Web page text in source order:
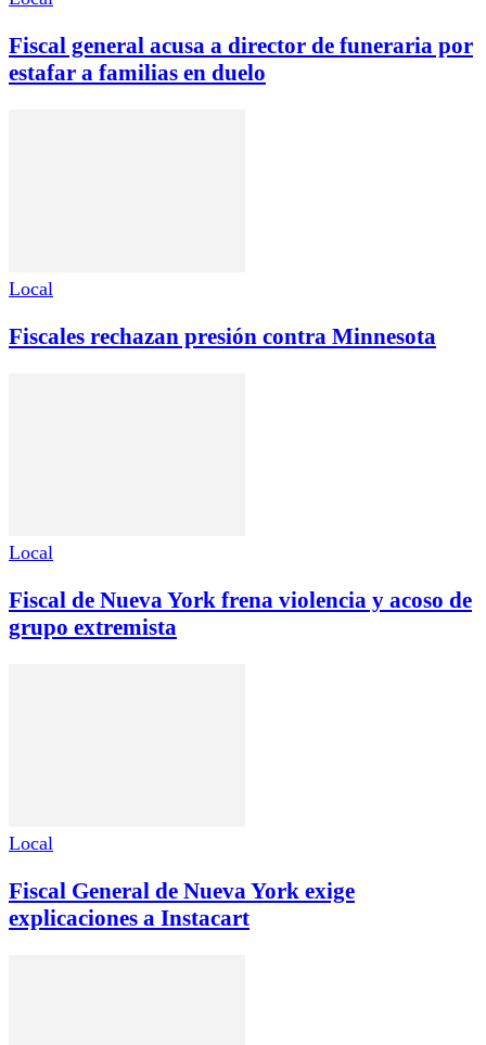
Fiscal general acusa a director de funeraria por
estafar a familias en duelo
Local
Fiscales rechazan presión contra Minnesota
Local
Fiscal de Nueva York frena violencia y acoso de
grupo extremista
Local
Fiscal General de Nueva York exige
explicaciones a Instacart